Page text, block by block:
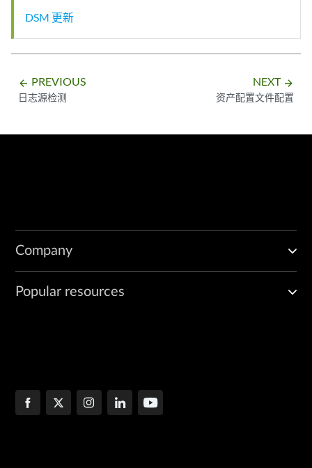
DSM 更新
arrow_backward PREVIOUS
日志源检测
NEXT arrow_forward
资产配置文件配置
Company
Popular resources